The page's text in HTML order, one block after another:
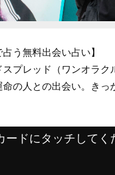
占う無料出会い占い】
スプレッド（ワンオラク
命の人との出会い。き
ードにタッチしてく